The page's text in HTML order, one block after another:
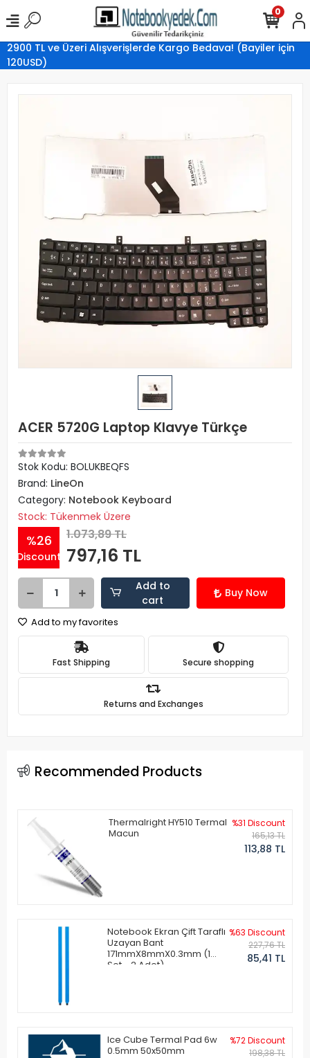
2900 TL ve Üzeri Alışverişlerde Kargo Bedava! (Bayiler için
120USD)
0
ACER 5720G Laptop Klavye Türkçe
Stok Kodu: BOLUKBEQFS
Brand: LineOn
Category: Notebook Keyboard
Stock: Tükenmek Üzere
%26
Discount
1.073,89 TL
797,16 TL
Add to
cart
Buy Now
Add to my favorites
Fast Shipping Secure shopping
Returns and Exchanges
Recommended Products
Thermalright HY510 Termal
Macun
%31 Discount
165,13 TL
113,88 TL
Notebook Ekran Çift Taraflı
Uzayan Bant
171mmX8mmX0.3mm (1
Set - 2 Adet)
%63 Discount
227,76 TL
85,41 TL
Ice Cube Termal Pad 6w
0.5mm 50x50mm
%72 Discount
198,38 TL